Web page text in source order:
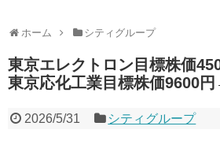
ホーム シティグループ
東京エレクトロン目標株価
東京応化工業目標株価9600
2026/5/31 シティグループ